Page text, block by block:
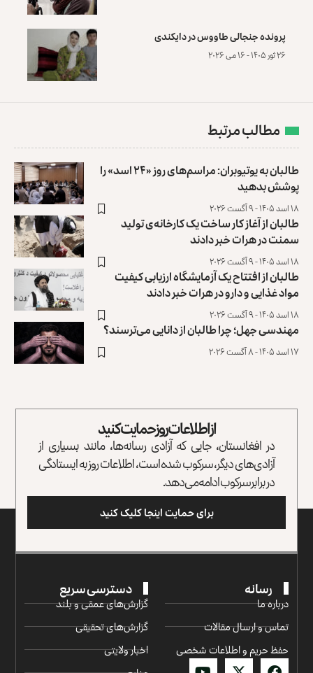
پرونده‌ جنجالی طاووس در دایکندی
۲۶ ثور ۱۴۰۵ - ۱۶ می ۲۰۲۶
مطالب مرتبط
طالبان به یوتیوبران: مراسم‌های روز «۲۴ اسد» را
پوشش بدهید
۱۸ اسد ۱۴۰۵ - ۹ آگست ۲۰۲۶
طالبان از آغاز کار ساخت یک کارخانه‌ی تولید
سمنت در هرات خبر دادند
۱۸ اسد ۱۴۰۵ - ۹ آگست ۲۰۲۶
طالبان از افتتاح یک آزمایشگاه ارزیابی کیفیت
مواد غذایی و دارو در هرات خبر دادند
۱۸ اسد ۱۴۰۵ - ۹ آگست ۲۰۲۶
مهندسی جهل؛ چرا طالبان از دانایی می‌ترسند؟
۱۷ اسد ۱۴۰۵ - ۸ آگست ۲۰۲۶
از اطلاعات روز حمایت کنید
در افغانستان، جایی که آزادی رسانه‌ها، مانند بسیاری از
آزادی‌های دیگر، سرکوب شده است، اطلاعات روز به ایستادگی
در برابر سرکوب ادامه می‌دهد.
برای حمایت اینجا کلیک کنید
رسانه
درباره ما
تماس و ارسال مقالات
حفظ حریم و اطلاعات شخصی
دسترسی سریع
گزارش‌‌های عمقی و بلند
گزارش‌های تحقیقی
اخبار ولایتی